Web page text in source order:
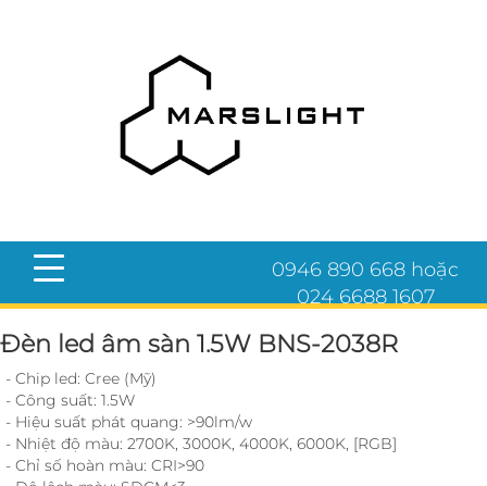
0946 890 668 hoặc
024 6688 1607
Đèn led âm sàn 1.5W BNS-2038R
- Chip led: Cree (Mỹ)
- Công suất: 1.5W
- Hiệu suất phát quang: >90lm/w
- Nhiệt độ màu: 2700K, 3000K, 4000K, 6000K, [RGB]
- Chỉ số hoàn màu: CRI>90